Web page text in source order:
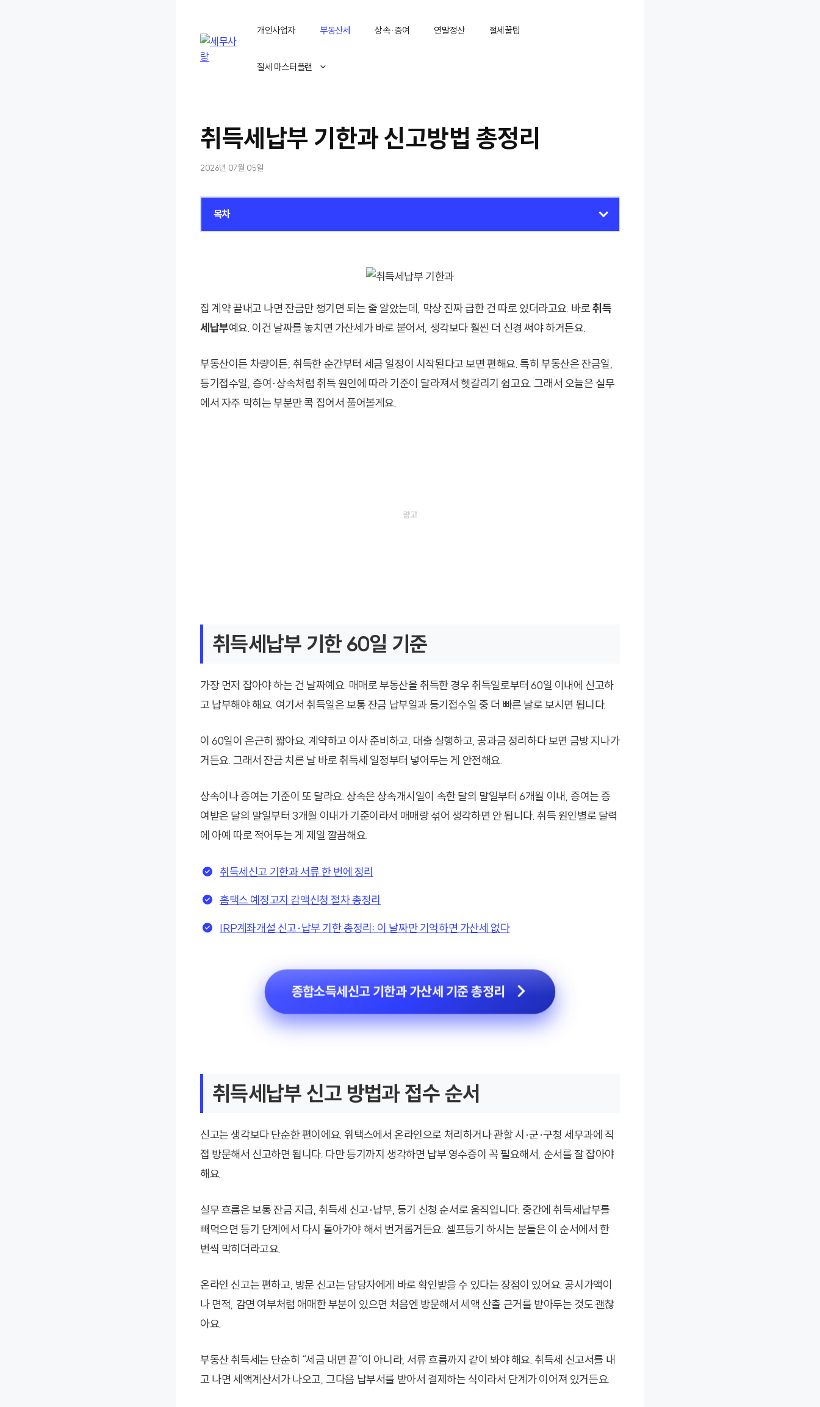
개인사업자 부동산세 상속·증여 연말정산 절세꿀팁
절세 마스터플랜
취득세납부 기한과 신고방법 총정리
2026년 07월 05일
목차
집 계약 끝내고 나면 잔금만 챙기면 되는 줄 알았는데, 막상 진짜 급한 건 따로 있더라고요. 바로취득
세납부예요. 이건 날짜를 놓치면 가산세가 바로 붙어서, 생각보다 훨씬 더 신경 써야 하거든요.
부동산이든 차량이든, 취득한 순간부터 세금 일정이 시작된다고 보면 편해요. 특히 부동산은 잔금일,
등기접수일, 증여·상속처럼 취득 원인에 따라 기준이 달라져서 헷갈리기 쉽고요. 그래서 오늘은 실무
에서 자주 막히는 부분만 콕 집어서 풀어볼게요.
취득세납부 기한 60일 기준
가장 먼저 잡아야 하는 건 날짜예요. 매매로 부동산을 취득한 경우 취득일로부터 60일 이내에 신고하
고 납부해야 해요. 여기서 취득일은 보통 잔금 납부일과 등기접수일 중 더 빠른 날로 보시면 됩니다.
이 60일이 은근히 짧아요. 계약하고 이사 준비하고, 대출 실행하고, 공과금 정리하다 보면 금방 지나가
거든요. 그래서 잔금 치른 날 바로 취득세 일정부터 넣어두는 게 안전해요.
상속이나 증여는 기준이 또 달라요. 상속은 상속개시일이 속한 달의 말일부터 6개월 이내, 증여는 증
여받은 달의 말일부터 3개월 이내가 기준이라서 매매랑 섞어 생각하면 안 됩니다. 취득 원인별로 달력
에 아예 따로 적어두는 게 제일 깔끔해요.
취득세신고 기한과 서류 한 번에 정리
홈택스 예정고지 감액신청 절차 총정리
IRP계좌개설 신고·납부 기한 총정리: 이 날짜만 기억하면 가산세 없다
종합소득세신고 기한과 가산세 기준 총정리
취득세납부 신고 방법과 접수 순서
신고는 생각보다 단순한 편이에요. 위택스에서 온라인으로 처리하거나 관할 시·군·구청 세무과에 직
접 방문해서 신고하면 됩니다. 다만 등기까지 생각하면 납부 영수증이 꼭 필요해서, 순서를 잘 잡아야
해요.
실무 흐름은 보통 잔금 지급, 취득세 신고·납부, 등기 신청 순서로 움직입니다. 중간에 취득세납부를
빼먹으면 등기 단계에서 다시 돌아가야 해서 번거롭거든요. 셀프등기 하시는 분들은 이 순서에서 한
번씩 막히더라고요.
온라인 신고는 편하고, 방문 신고는 담당자에게 바로 확인받을 수 있다는 장점이 있어요. 공시가액이
나 면적, 감면 여부처럼 애매한 부분이 있으면 처음엔 방문해서 세액 산출 근거를 받아두는 것도 괜찮
아요.
부동산 취득세는 단순히 “세금 내면 끝”이 아니라, 서류 흐름까지 같이 봐야 해요. 취득세 신고서를 내
고 나면 세액계산서가 나오고, 그다음 납부서를 받아서 결제하는 식이라서 단계가 이어져 있거든요.